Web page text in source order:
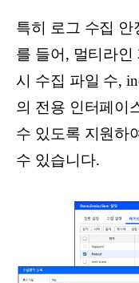
특히 로그 수집 안
를 들어, 멀티라인
시 수집 파일 수,
의 전용 인터페이
수 있도록 지원하
수 있습니다.